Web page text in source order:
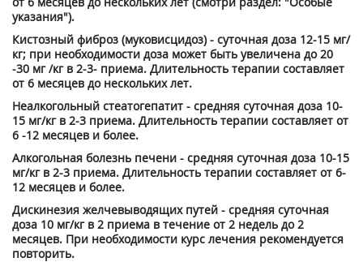
указания").
Кистозный фиброз (муковисцидоз) - суточная доза 12-15 мг/
кг; при необходимости доза может быть увеличена до 20
-30 мг /кг в 2-3- приема. Длительность терапии составляет
от 6 месяцев до нескольких лет.
Неалкогольный стеатогепатит - средняя суточная доза 10-
15 мг/кг в 2-3 приема. Длительность терапии составляет от
6 -12 месяцев и более.
Алкогольная болезнь печени - средняя суточная доза 10-15
мг/кг в 2-3 приема. Длительность терапии составляет от 6-
12 месяцев и более.
Дискинезия желчевыводящих путей - средняя суточная
доза 10 мг/кг в 2 приема в течение от 2 недель до 2
месяцев. При необходимости курс лечения рекомендуется
повторить.